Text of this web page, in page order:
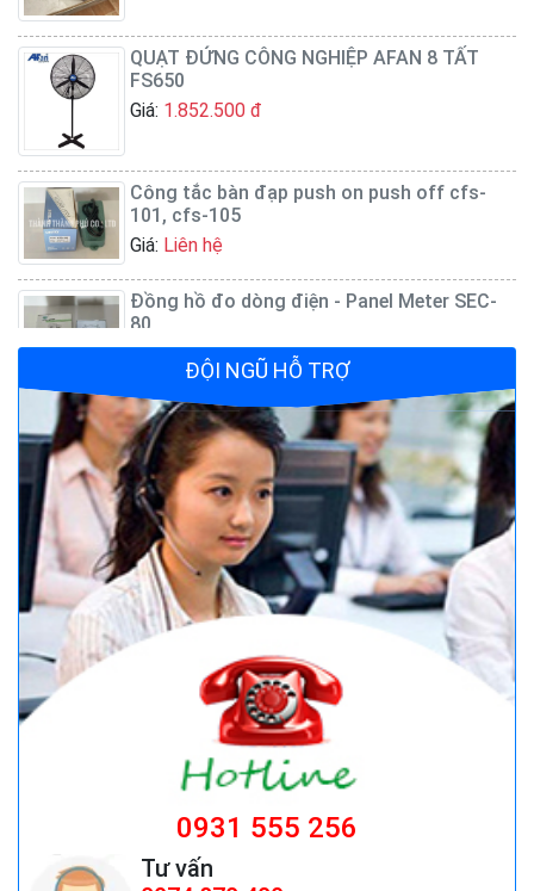
QUẠT ĐỨNG CÔNG NGHIỆP AFAN 8 TẤT
FS650
Giá:1.852.500 đ
Công tắc bàn đạp push on push off cfs-
101, cfs-105
Giá:Liên hệ
Đồng hồ đo dòng điện - Panel Meter SEC-
80
Giá:
Quạt đứng công nghiệp AFAN 7 tất FS650
Giá:1.720.500 đ
Bộ điều khiển nguồn Fotek TSC-340
Giá:
ghế công nhân
ghế công nhân giá rẻ 199,000 cái đ
ĐỘI NGŨ HỖ TRỢ
0931 555 256
Tư vấn